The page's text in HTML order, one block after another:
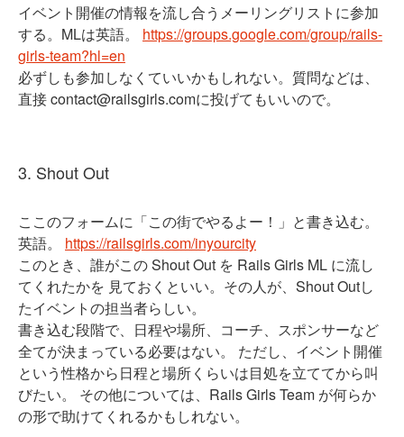
イベント開催の情報を流し合うメーリングリストに参加
する。MLは英語。 https://groups.google.com/group/rails-
girls-team?hl=en
必ずしも参加しなくていいかもしれない。質問などは、
直接 contact@railsgirls.comに投げてもいいので。
3. Shout Out
ここのフォームに「この街でやるよー！」と書き込む。
英語。 https://railsgirls.com/inyourcity
このとき、誰がこの Shout Out を Rails Girls ML に流し
てくれたかを 見ておくといい。その人が、Shout Outし
たイベントの担当者らしい。
書き込む段階で、日程や場所、コーチ、スポンサーなど
全てが決まっている必要はない。 ただし、イベント開催
という性格から日程と場所くらいは目処を立ててから叫
びたい。 その他については、Rails Girls Team が何らか
の形で助けてくれるかもしれない。